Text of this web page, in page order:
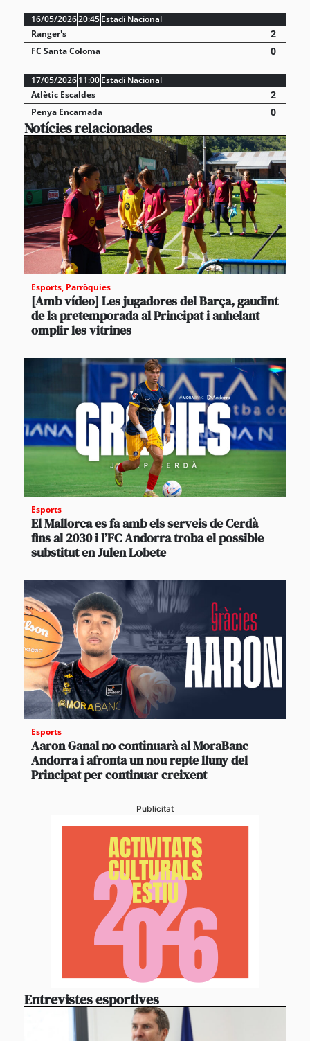
16/05/202620:45Estadi Nacional
Ranger's
2
FC Santa Coloma 0
17/05/202611:00Estadi Nacional
Atlètic Escaldes
2
Penya Encarnada 0
Notícies relacionades
Esports, Parròquies
[Amb vídeo] Les jugadores del Barça, gaudint
de la pretemporada al Principat i anhelant
omplir les vitrines
Esports
El Mallorca es fa amb els serveis de Cerdà
fins al 2030 i l’FC Andorra troba el possible
substitut en Julen Lobete
Esports
Aaron Ganal no continuarà al MoraBanc
Andorra i afronta un nou repte lluny del
Principat per continuar creixent
Publicitat
Entrevistes esportives